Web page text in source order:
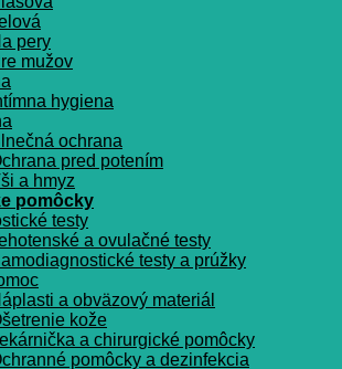
pery
mužov
hygiena
ochrana
pred potením
a hmyz
pomôcky
testy
a ovulačné testy
testy a prúžky
a obväzový materiál
kože
a chirurgické pomôcky
pomôcky a dezinfekcia